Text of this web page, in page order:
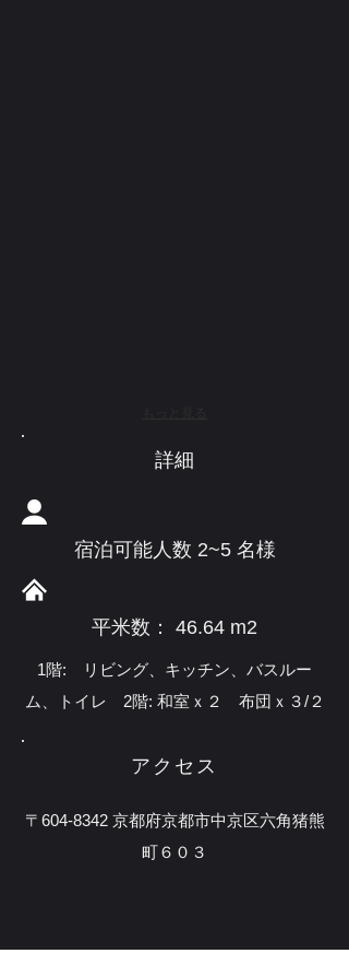
​詳細
宿泊可能人数 2~5 名様
平米数： ​​46.64 m2
1階: リビング、キッチン、バスルー
ム、トイレ 2階: 和室ｘ２ 布団ｘ３/２
アクセス
〒604-8342 京都府京都市中京区六角猪熊
町６０３